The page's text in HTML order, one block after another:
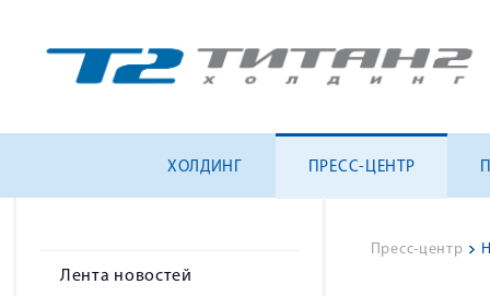
ХОЛДИНГ ПРЕСС-ЦЕНТР
Лента новостей
Пресс-центр >